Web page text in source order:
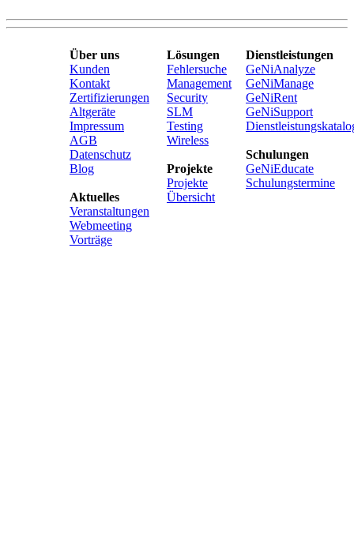
Über uns
Kunden
Kontakt
Zertifizierungen
Altgeräte
Impressum
AGB
Datenschutz
Blog
Aktuelles
Veranstaltungen
Webmeeting
Vorträge
Lösungen
Fehlersuche
Management
Security
SLM
Testing
Wireless
Projekte
Projekte
Übersicht
Dienstleistungen
GeNiAnalyze
GeNiManage
GeNiRent
GeNiSupport
Schulungen
GeNiEducate
Schulungstermine